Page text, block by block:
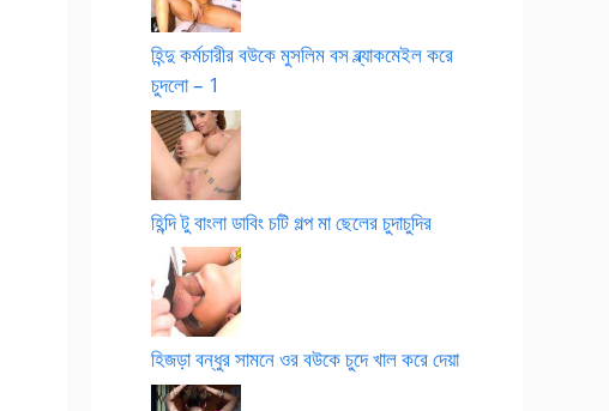
হিন্দু কর্মচারীর বউকে মুসলিম বস ব্ল্যাকমেইল করে
চুদলো – 1
হিন্দি টু বাংলা ডাবিং চটি গল্প মা ছেলের চুদাচুদির
হিজড়া বন্ধুর সামনে ওর বউকে চুদে খাল করে দেয়া